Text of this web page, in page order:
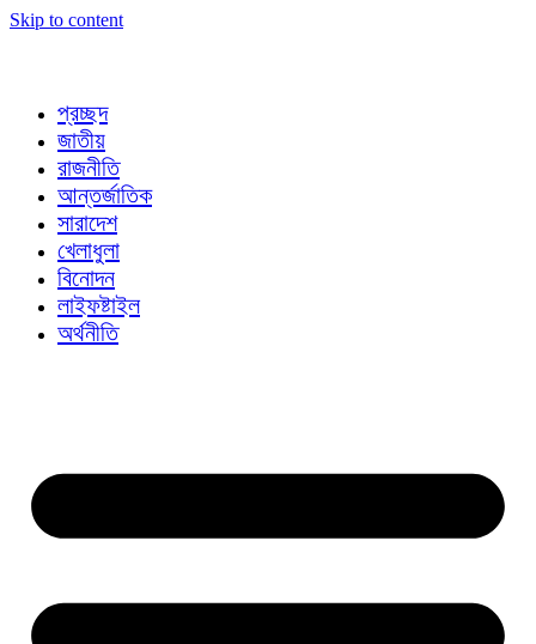
Skip to content
প্রচ্ছদ
জাতীয়
রাজনীতি
আন্তর্জাতিক
সারাদেশ
খেলাধুলা
বিনোদন
লাইফষ্টাইল
অর্থনীতি